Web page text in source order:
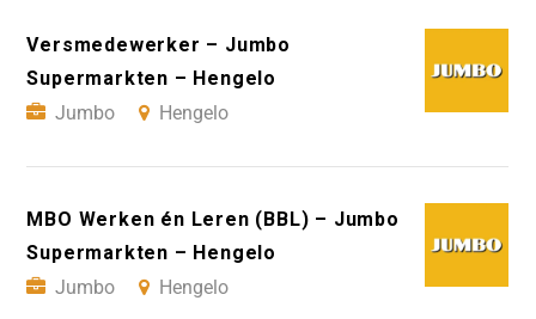
Versmedewerker – Jumbo
Supermarkten – Hengelo
Jumbo
Hengelo
MBO Werken én Leren (BBL) – Jumbo
Supermarkten – Hengelo
Jumbo
Hengelo